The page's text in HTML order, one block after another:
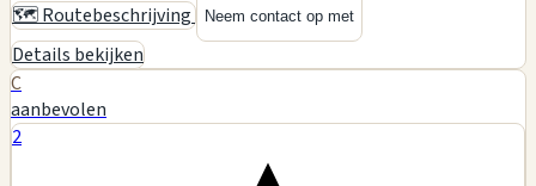
🗺️ Routebeschrijving
Neem contact op met
Details bekijken
C
aanbevolen
2